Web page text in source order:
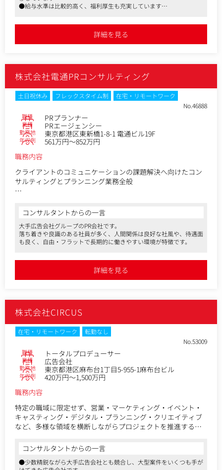
基本的に1人4~5件程度の案件をお任せするため、1社に対して
②提案
ヒアリングから得られた情報を分析した上で、課題解決のた
めにどのような目標（例：資料請求数、サービス申込数、売
上高等）を達成するべきかを設定し、その目標を達成するた
めにはどのような広告商材を、どのような訴求方法で、どの
ように活用するべきかをプランニングし、提案を行います。
③運用・改善
上記プランニングに基づき月次、週次、日次の数値目標を設
定し、その目標の達成度を適宜モニター/レポートします。目
標数値に届かない場合はクリエイティブの変更や、広告ター
ゲット自体の変更、プランの練り直し等を行い、再度提案を
【クライアント】
クレジットカード会社を中心とした金融業界をご担当頂きま
す。
●給与水準は比較的高く、福利厚生も充実しています
速で回し、論理的思考力を鍛えることのできるポジションです
詳細を見る
株式会社電通PRコンサルティング
土日祝休み フレックスタイム制
在宅・リモートワーク
No.46888
職種 PRプランナー
業種 PRエージェンシー
勤務地 東京都港区東新橋1-8-1 電通ビル19F
年収例
561万円～852万円
職務内容
クライアントのコミュニケーションの課題解決へ向けたコン
サルティングとプランニング業務全般
●コミュニケーション・プランの企画立案及びコンサルティ
ング業務
●メディア（ソーシャル含む）等を活用したPR・プロモーシ
ョンの企画・実施など
電通グループならではのスケールメリット：社会課題解決に
直結する案件が多いため、より良い世の中をつくるために影
す。
【変更の範囲】会社の定める業務
コンサルタントからの一言
大手広告会社グループのPR会社です。
落ち着きや良識のある社員が多く、人間関係は良好な社風や、待遇面
も良く、自由・フラットで長期的に働きやすい環境が特徴です。
詳細を見る
株式会社CIRCUS
在宅・リモートワーク
転勤なし
No.53009
職種 トータルプロデューサー
業種 広告会社
勤務地 東京都港区麻布台1丁目5-955-1麻布台ビル
年収例
420万円～1,500万円
職務内容
特定の職域に限定せず、営業・マーケティング・イベント・
キャスティング・デジタル・プランニング・クリエイティブ
など、多様な領域を横断しながらプロジェクトを推進するポ
経験者はその知見を武器にプロジェクトの中核を担い、未経
験者はチーム体制のもとで実践を通じて力をつけていく。
いずれの場合も、ひとつの専門に閉じない「トータルプロデ
コンサルタントからの一言
●少数精鋭ながら大手広告会社とも競合し、大型案件をいくつも手が